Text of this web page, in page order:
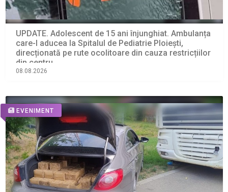
UPDATE. Adolescent de 15 ani înjunghiat. Ambulanța
care-l aducea la Spitalul de Pediatrie Ploiești,
direcționată pe rute ocolitoare din cauza restricțiilor
din centru
08.08.2026
EVENIMENT